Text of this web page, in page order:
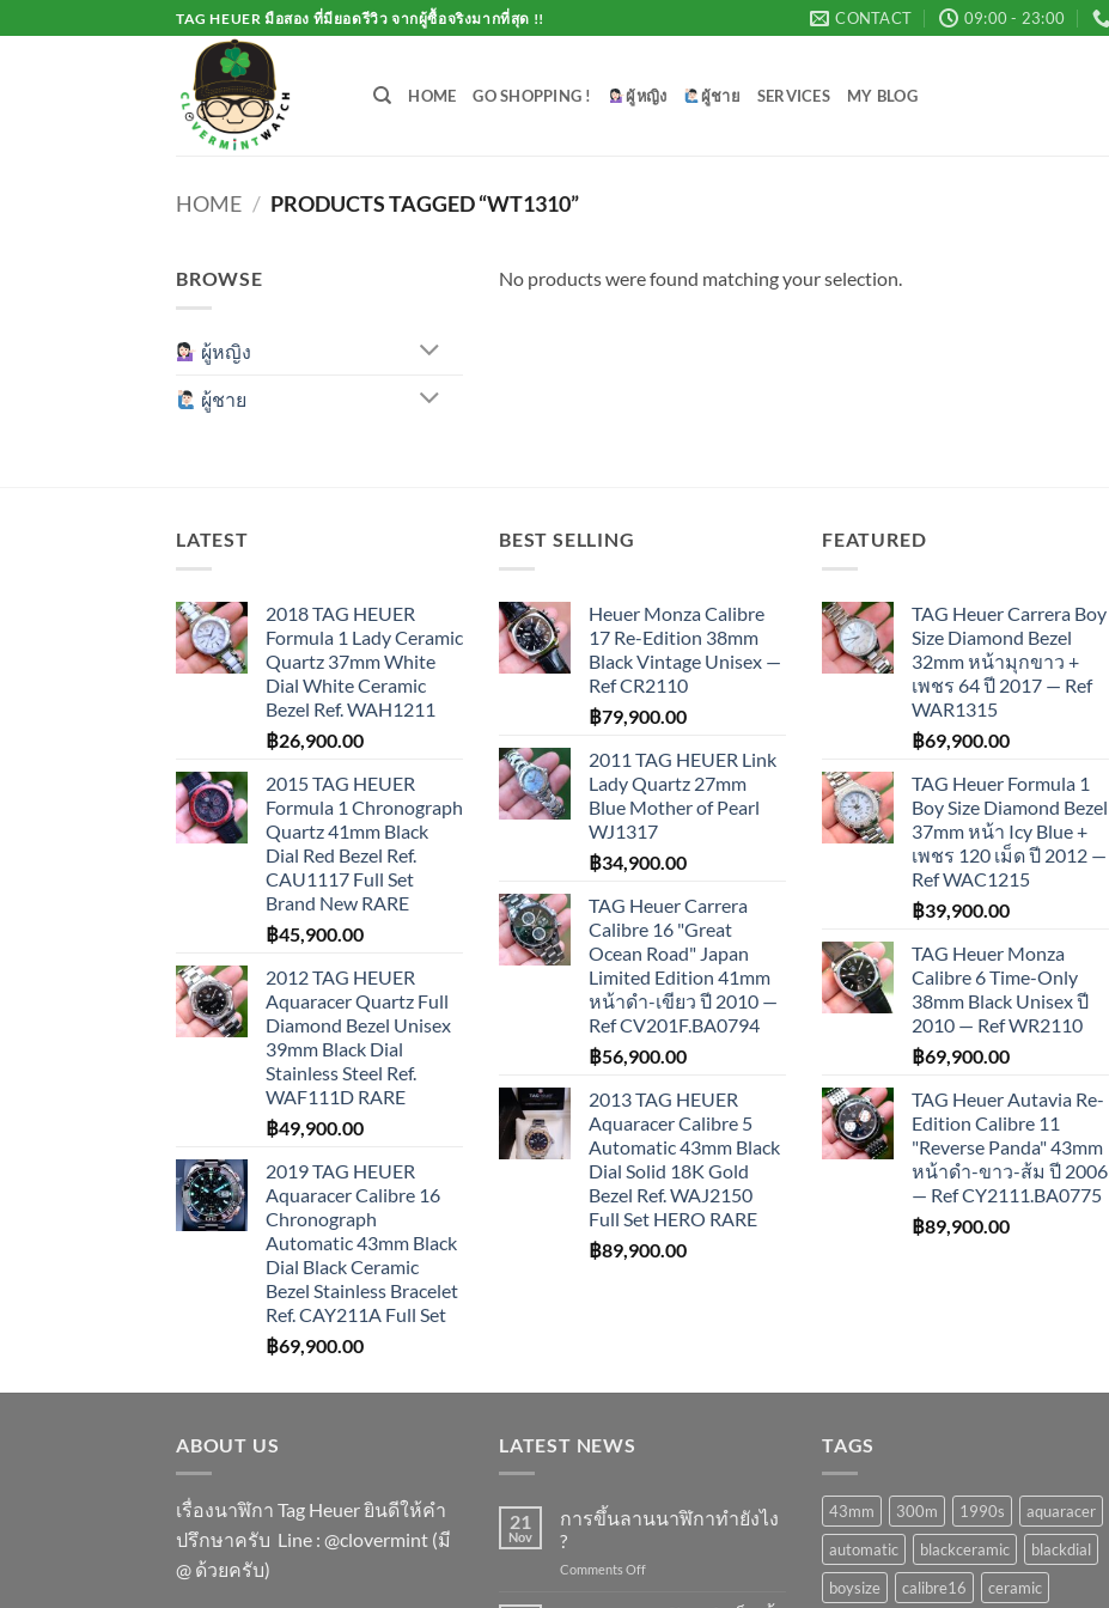
to
TAG HEUER มือสอง ที่มียอดรีวิว จากผู้ซื้อจริงมากที่สุด !! CONTACT 09:00 - 23:00
HOME GO SHOPPING ! ผู้หญิง ผู้ชาย SERVICES MY BLOG
HOME / PRODUCTS TAGGED “WT1310”
BROWSE
ผู้หญิง
ผู้ชาย
No products were found matching your selection.
LATEST
2018 TAG HEUER
Formula 1 Lady Ceramic
Quartz 37mm White
Dial White Ceramic
Bezel Ref. WAH1211
฿26,900.00
2015 TAG HEUER
Formula 1 Chronograph
Quartz 41mm Black
Dial Red Bezel Ref.
CAU1117 Full Set
Brand New RARE
฿45,900.00
2012 TAG HEUER
Aquaracer Quartz Full
Diamond Bezel Unisex
39mm Black Dial
Stainless Steel Ref.
WAF111D RARE
฿49,900.00
2019 TAG HEUER
Aquaracer Calibre 16
Chronograph
Automatic 43mm Black
Dial Black Ceramic
Bezel Stainless Bracelet
Ref. CAY211A Full Set
฿69,900.00
BEST SELLING
Heuer Monza Calibre
17 Re-Edition 38mm
Black Vintage Unisex —
Ref CR2110
฿79,900.00
2011 TAG HEUER Link
Lady Quartz 27mm
Blue Mother of Pearl
WJ1317
฿34,900.00
TAG Heuer Carrera
Calibre 16 "Great
Ocean Road" Japan
Limited Edition 41mm
หน้าดำ-เขียว ปี 2010 —
Ref CV201F.BA0794
฿56,900.00
2013 TAG HEUER
Aquaracer Calibre 5
Automatic 43mm Black
Dial Solid 18K Gold
Bezel Ref. WAJ2150
Full Set HERO RARE
฿89,900.00
FEATURED
TAG Heuer Carrera Boy
Size Diamond Bezel
32mm หน้ามุกขาว +
เพชร 64 ปี 2017 — Ref
WAR1315
฿69,900.00
TAG Heuer Formula 1
Boy Size Diamond Bezel
37mm หน้า Icy Blue +
เพชร 120 เม็ด ปี 2012 —
Ref WAC1215
฿39,900.00
TAG Heuer Monza
Calibre 6 Time-Only
38mm Black Unisex ปี
2010 — Ref WR2110
฿69,900.00
TAG Heuer Autavia Re-
Edition Calibre 11
"Reverse Panda" 43mm
หน้าดำ-ขาว-ส้ม ปี 2006
— Ref CY2111.BA0775
฿89,900.00
ABOUT US
เรื่องนาฬิกา Tag Heuer ยินดีให้คำ
ปรึกษาครับ ​Line : @clovermint (มี
@ ด้วยครับ)
LATEST NEWS
21
Nov
การขึ้นลานนาฬิกาทำยังไง
?
Comments Offon
TAGS
43mm 300m 1990s
aquaracer
automatic
blackceramic
blackdial
boysize
calibre16
ceramic